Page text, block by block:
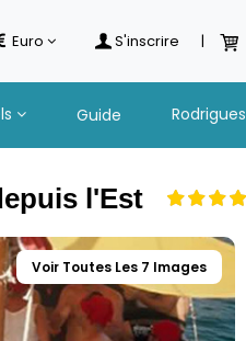
Euro S'inscrire |
Guide Rodrigues
l'Est
Voir Toutes Les 7 Images